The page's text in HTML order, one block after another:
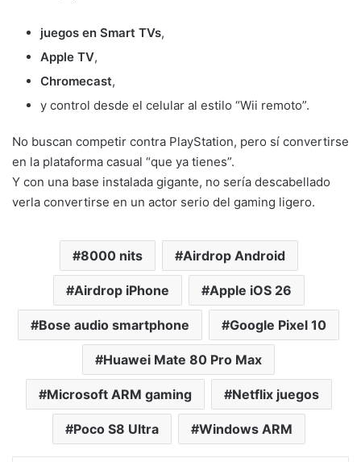
juegos en Smart TVs,
Apple TV,
Chromecast,
y control desde el celular al estilo “Wii remoto”.
No buscan competir contra PlayStation, pero sí convertirse
en la plataforma casual “que ya tienes”.
Y con una base instalada gigante, no sería descabellado
verla convertirse en un actor serio del gaming ligero.
8000 nits Airdrop Android
Airdrop iPhone Apple iOS 26
Bose audio smartphone Google Pixel 10
Huawei Mate 80 Pro Max
Microsoft ARM gaming Netflix juegos
Poco S8 Ultra Windows ARM